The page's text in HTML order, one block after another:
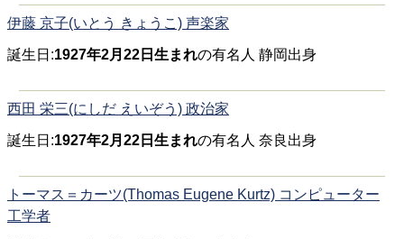
伊藤 京子(いとう きょうこ) 声楽家
誕生日:1927年2月22日生まれの有名人 静岡出身
西田 栄三(にしだ えいぞう) 政治家
誕生日:1927年2月22日生まれの有名人 奈良出身
トーマス＝カーツ(Thomas Eugene Kurtz) コンピューター
工学者